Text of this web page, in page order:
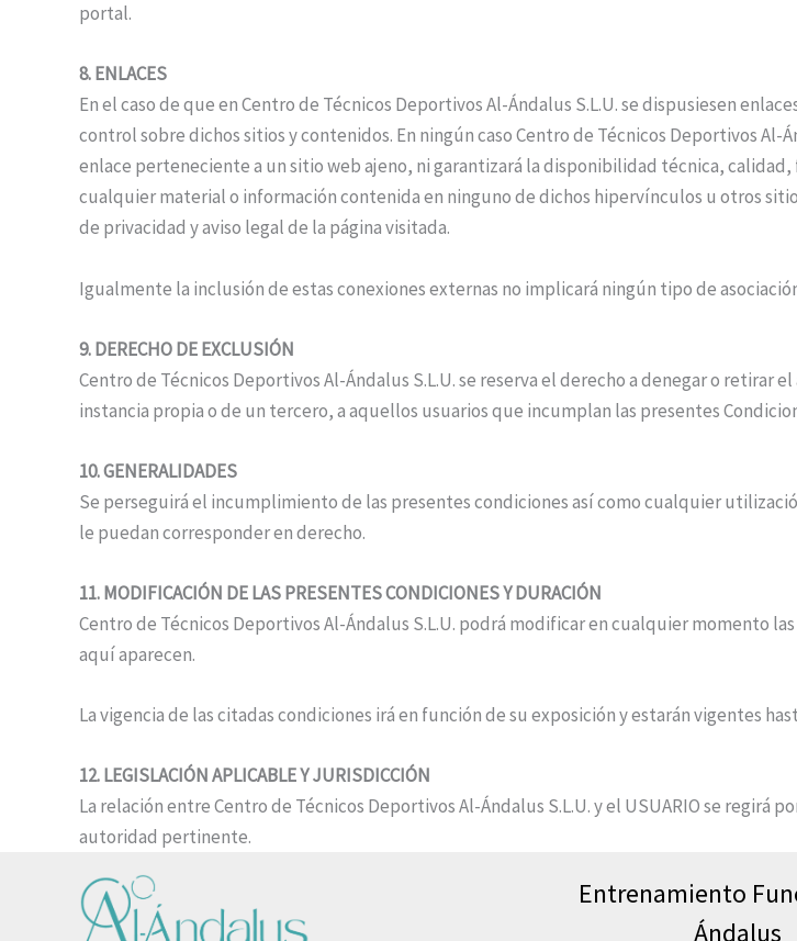
portal.
8. ENLACES
En el caso de que en Centro de Técnicos Deportivos Al-Ándalus S.L.U. se dispusiesen
control sobre dichos sitios y contenidos. En ningún caso Centro de Técnicos Deportivos
enlace perteneciente a un sitio web ajeno, ni garantizará la disponibilidad técnica,
cualquier material o información contenida en ninguno de dichos hipervínculos u otros
de privacidad y aviso legal de la página visitada.
Igualmente la inclusión de estas conexiones externas no implicará ningún tipo de
9. DERECHO DE EXCLUSIÓN
Centro de Técnicos Deportivos Al-Ándalus S.L.U. se reserva el derecho a denegar o retirar
instancia propia o de un tercero, a aquellos usuarios que incumplan las presentes
10. GENERALIDADES
Se perseguirá el incumplimiento de las presentes condiciones así como cualquier
le puedan corresponder en derecho.
11. MODIFICACIÓN DE LAS PRESENTES CONDICIONES Y DURACIÓN
Centro de Técnicos Deportivos Al-Ándalus S.L.U. podrá modificar en cualquier momento
aquí aparecen.
La vigencia de las citadas condiciones irá en función de su exposición y estarán vigentes
12. LEGISLACIÓN APLICABLE Y JURISDICCIÓN
La relación entre Centro de Técnicos Deportivos Al-Ándalus S.L.U. y el USUARIO se
autoridad pertinente.
Entrenamiento
Ándalus